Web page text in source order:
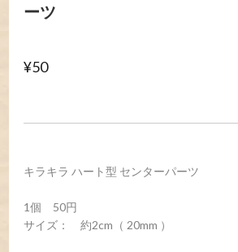
ーツ
¥50
キラキラ ハート型 センターパーツ
1個 50円
サイズ： 約2cm（ 20mm ）